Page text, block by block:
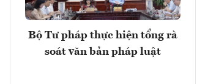
Bộ Tư pháp thực hiện tổng rà
soát văn bản pháp luật